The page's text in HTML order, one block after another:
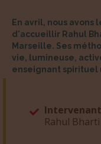
En avril, nous
d'accueillir Rahul
Marseille. Ses
vie, lumineuse,
enseignant spirituel
Rahul Bharti